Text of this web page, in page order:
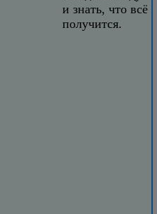
и знать, что всё
получится.